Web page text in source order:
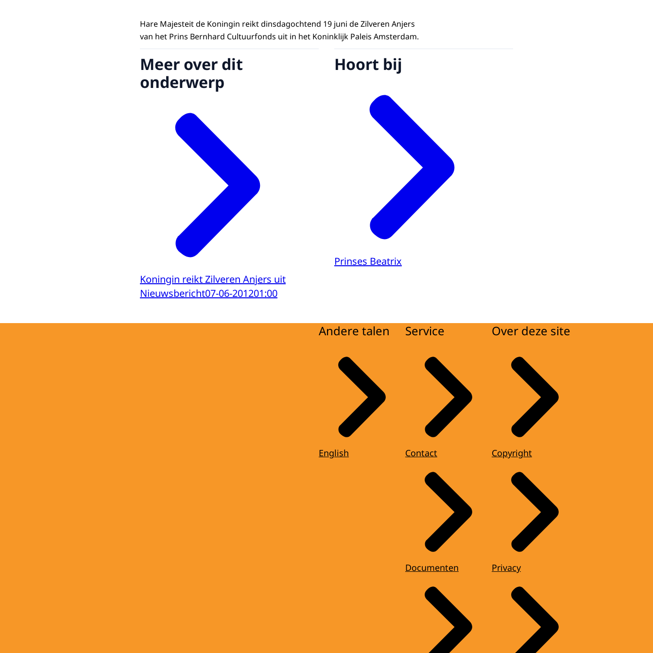
Hare Majesteit de Koningin reikt dinsdagochtend 19 juni de Zilveren Anjers
van het Prins Bernhard Cultuurfonds uit in het Koninklijk Paleis Amsterdam.
Meer over dit
onderwerp
Koningin reikt Zilveren Anjers uit
Nieuwsbericht07-06-201201:00
Hoort bij
Prinses Beatrix
Andere talen
English
Service
Contact
Documenten
Over deze site
Copyright
Privacy